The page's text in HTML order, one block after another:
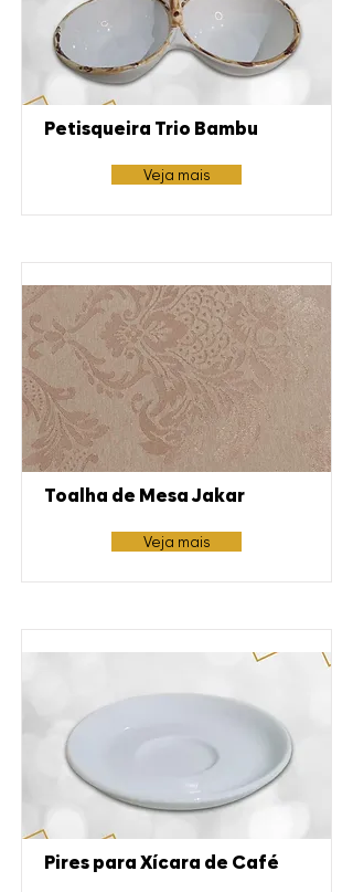
Petisqueira Trio Bambu
Veja mais
Toalha de Mesa Jakar
Veja mais
Pires para Xícara de Café